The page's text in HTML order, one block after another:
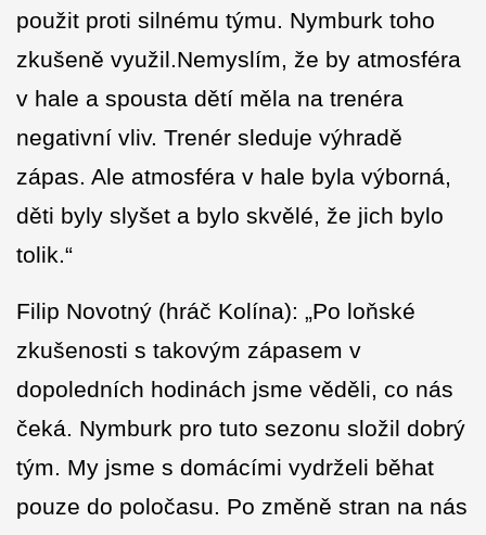
použit proti silnému týmu. Nymburk toho
zkušeně využil.Nemyslím, že by atmosféra
v hale a spousta dětí měla na trenéra
negativní vliv. Trenér sleduje výhradě
zápas. Ale atmosféra v hale byla výborná,
děti byly slyšet a bylo skvělé, že jich bylo
tolik.“
Filip Novotný (hráč Kolína): „Po loňské
zkušenosti s takovým zápasem v
dopoledních hodinách jsme věděli, co nás
čeká. Nymburk pro tuto sezonu složil dobrý
tým. My jsme s domácími vydrželi běhat
pouze do poločasu. Po změně stran na nás